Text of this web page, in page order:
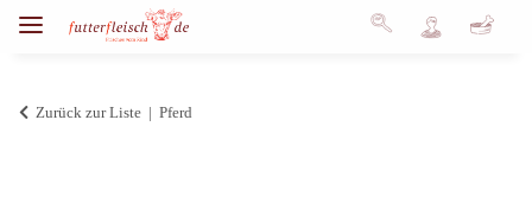
Zurück zur Liste Pferd